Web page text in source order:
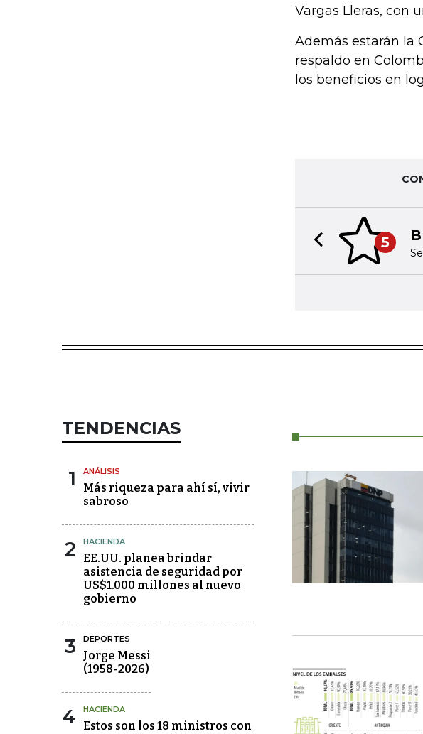
Vargas Lleras, con
Además estarán la
respaldo en
los beneficios en
5
Previous slide
TENDENCIAS
1 ANÁLISIS
Más riqueza para ahí sí, vivir
sabroso
2 HACIENDA
EE.UU. planea brindar
asistencia de seguridad por
US$1.000 millones al nuevo
gobierno
3 DEPORTES
Jorge Messi
(1958-2026)
4 HACIENDA
Estos son los 18 ministros con